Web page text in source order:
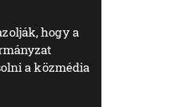
hogy a
a közmédia